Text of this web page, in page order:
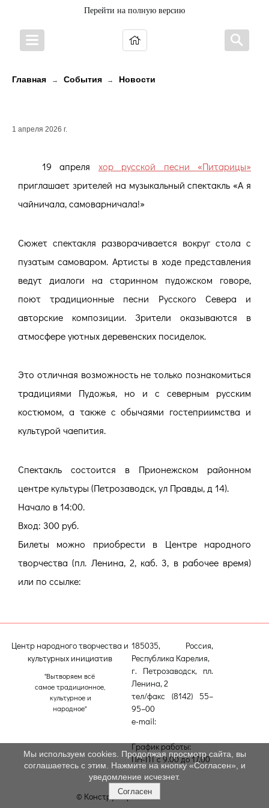
Перейти на полную версию
Главная → События → Новости
1 апреля 2026 г.
19 апреля хор русской песни «Питарицы»
приглашает зрителей на музыкальный спектакль «А я
чайничала, самоварничала!»
Сюжет спектакля разворачивается вокруг стола с
пузатым самоваром. Артисты в ходе представления
ведут диалоги на старинном пудожском говоре,
поют традиционные песни Русского Севера и
авторские композиции. Зрители оказываются в
атмосфере уютных деревенских посиделок.
Это отличная возможность не только познакомиться
традициями Пудожья, но и с северным русским
костюмом, а также с обычаями гостеприимства и
культурой чаепития.
Спектакль состоится в Прионежском районном
центре культуры (Петрозаводск, ул Правды, д 14).
Начало в 14:00.
Вход: 300 руб.
Билеты можно приобрести в Центре народного
творчества (пл. Ленина, 2, каб. 3, в рабочее время)
или по ссылке:
Центр народного творчества и
культурных инициатив
"Вытворяем всё
самое традиционное,
культурное и
народное"
185035, Россия,
Республика Карелия,
г. Петрозаводск, пл.
Ленина, 2
тел/факс (8142) 55–
95–00
e-mail:
График работы:
ПН-ПТ с 9.00 до 17.00
© Конструктор сайтов
Мы используем cookies. Продолжая просмотр сайта, вы
соглашаетесь с этим. Нажмите на кнопку «Согласен», и
уведомление исчезнет.
Согласен